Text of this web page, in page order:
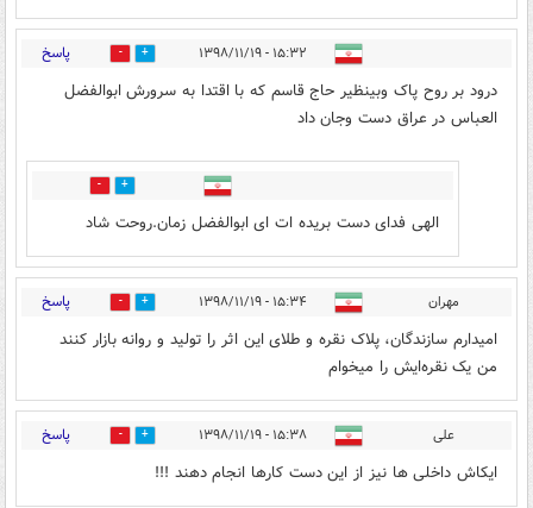
۱۵:۳۲ - ۱۳۹۸/۱۱/۱۹ 198 پاسخ
درود بر روح پاک وبینظیر حاج قاسم که با اقتدا به سرورش ابوالفضل
العباس در عراق دست وجان داد
157
الهی فدای دست بریده ات ای ابوالفضل زمان.روحت شاد
مهران ۱۵:۳۴ - ۱۳۹۸/۱۱/۱۹ 167 پاسخ
امیدارم سازندگان، پلاک نقره و طلای این اثر را تولید و روانه بازار کنند
من یک نقر‌ه‌ایش را میخوام
علی‌ ۱۵:۳۸ - ۱۳۹۸/۱۱/۱۹ 136 پاسخ
ایکاش داخلی ها نیز از این دست کارها انجام دهند !!!